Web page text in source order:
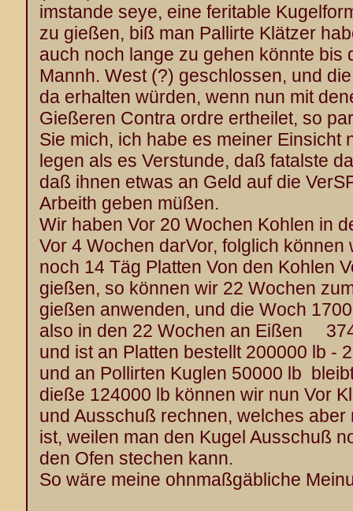
imstande seye, eine feritable
zu gießen, biß man Pallirte Klätzer
auch noch lange zu gehen könnte bis
Mannh. West (?) geschlossen, und
da erhalten würden, wenn nun mit
Gießeren Contra ordre ertheilet, so
Sie mich, ich habe es meiner Einsicht
legen als es Verstunde, daß fatalste
daß ihnen etwas an Geld auf die
Arbeith geben müßen.
Wir haben Vor 20 Wochen Kohlen in
Vor 4 Wochen darVor, folglich können
noch 14 Täg Platten Von den Kohlen
gießen, so können wir 22 Wochen
gießen anwenden, und die Woch
also in den 22 Wochen an Eißen
und ist an Platten bestellt 200000 lb -
und an Pollirten Kuglen 50000 lb
dieße 124000 lb können wir nun Vor
und Ausschuß rechnen, welches aber
ist, weilen man den Kugel Ausschuß
den Ofen stechen kann.
So wäre meine ohnmaßgäbliche